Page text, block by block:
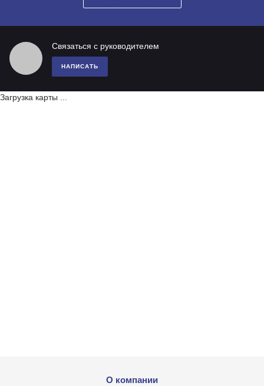
Связаться с руководителем
НАПИСАТЬ
Загрузка карты ...
О компании